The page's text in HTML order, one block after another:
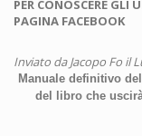
PER CONOSCERE
PAGINA FACEBOOK
Inviato daJacopo Fo il
Manuale definitivo
del libro che